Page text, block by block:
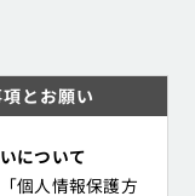
とお願い
について
個人情報保護方